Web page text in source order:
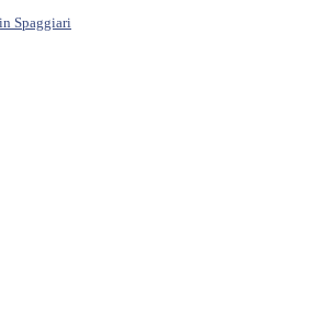
Spaggiari